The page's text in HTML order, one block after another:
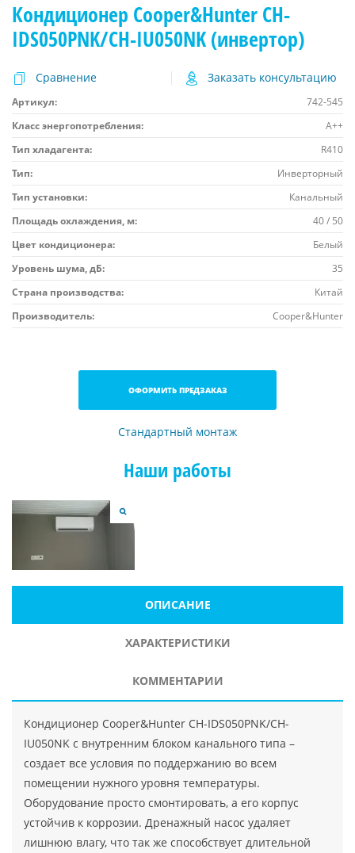
Кондиционер Cooper&Hunter CH-
IDS050PNK/CH-IU050NK (инвертор)
Сравнение Заказать консультацию
Артикул:
742-545
Класс энергопотребления:
A++
Тип хладагента:
R410
Тип:
Инверторный
Тип установки:
Канальный
Площадь охлаждения, м:
40 / 50
Цвет кондиционера:
Белый
Уровень шума, дБ:
35
Страна производства:
Китай
Производитель:
Cooper&Hunter
ОФОРМИТЬ ПРЕДЗАКАЗ
Стандартный монтаж
Наши работы
ОПИСАНИЕ
ХАРАКТЕРИСТИКИ
КОММЕНТАРИИ
Кондиционер Cooper&Hunter CH-IDS050PNK/CH-
IU050NK с внутренним блоком канального типа –
создает все условия по поддержанию во всем
помещении нужного уровня температуры.
Оборудование просто смонтировать, а его корпус
устойчив к коррозии. Дренажный насос удаляет
лишнюю влагу, что так же способствует длительной